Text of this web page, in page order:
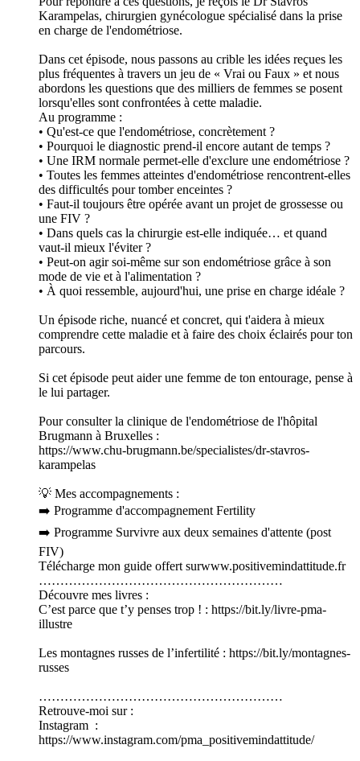
Karampelas, chirurgien gynécologue spécialisé dans la prise
en charge de l'endométriose.
Dans cet épisode, nous passons au crible les idées reçues les
plus fréquentes à travers un jeu de « Vrai ou Faux » et nous
abordons les questions que des milliers de femmes se posent
lorsqu'elles sont confrontées à cette maladie.
Au programme :
• Qu'est-ce que l'endométriose, concrètement ?
• Pourquoi le diagnostic prend-il encore autant de temps ?
• Une IRM normale permet-elle d'exclure une endométriose ?
• Toutes les femmes atteintes d'endométriose rencontrent-elles
des difficultés pour tomber enceintes ?
• Faut-il toujours être opérée avant un projet de grossesse ou
une FIV ?
• Dans quels cas la chirurgie est-elle indiquée… et quand
vaut-il mieux l'éviter ?
• Peut-on agir soi-même sur son endométriose grâce à son
mode de vie et à l'alimentation ?
• À quoi ressemble, aujourd'hui, une prise en charge idéale ?
Un épisode riche, nuancé et concret, qui t'aidera à mieux
comprendre cette maladie et à faire des choix éclairés pour ton
parcours.
Si cet épisode peut aider une femme de ton entourage, pense à
le lui partager.
Pour consulter la clinique de l'endométriose de l'hôpital
Brugmann à Bruxelles :
https://www.chu-brugmann.be/specialistes/dr-stavros-
karampelas
💡 Mes accompagnements :
➡️ Programme d'accompagnement Fertility
➡️ Programme Survivre aux deux semaines d'attente (post
FIV)
Télécharge mon guide offert surwww.positivemindattitude.fr
…………………………………………………
Découvre mes livres :
C’est parce que t’y penses trop ! : https://bit.ly/livre-pma-
illustre
Les montagnes russes de l’infertilité : https://bit.ly/montagnes-
russes
…………………………………………………
Retrouve-moi sur :
Instagram :
https://www.instagram.com/pma_positivemindattitude/